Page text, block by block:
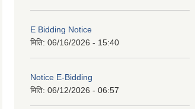
E Bidding Notice
मिति: 06/16/2026 - 15:40
Notice E-Bidding
मिति: 06/12/2026 - 06:57